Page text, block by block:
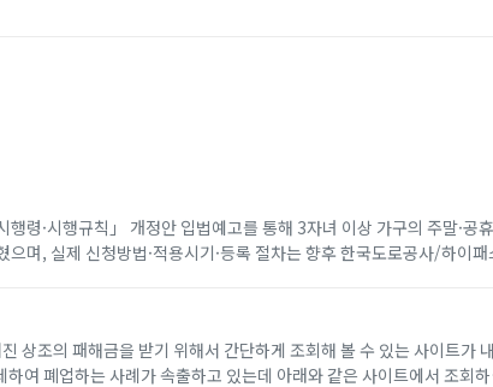
령·시행규칙」 개정안 입법예고를 통해 3자녀 이상 가구의 주말·공
며, 실제 신청방법·적용시기·등록 절차는 향후 한국도로공사/하이패
상조의 패해금을 받기 위해서 간단하게 조회해 볼 수 있는 사이트가